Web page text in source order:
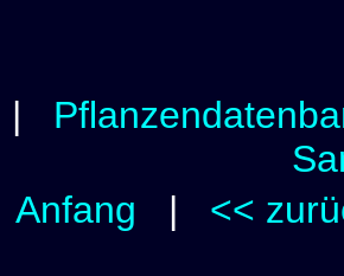
|
Anfang | <<